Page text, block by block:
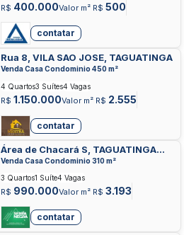
R$ 400.000Valor m² R$ 500
contatar
Rua 8, VILA SAO JOSE, TAGUATINGA
Venda Casa Condominio 450 m²
R$ 1.150.000Valor m² R$ 2.555
4 Quartos3 Suítes4 Vagas
contatar
Área de Chacará S, TAGUATINGA
NORTE, TAGUATINGA
Venda Casa Condominio 310 m²
R$ 990.000Valor m² R$ 3.193
3 Quartos1 Suíte4 Vagas
contatar